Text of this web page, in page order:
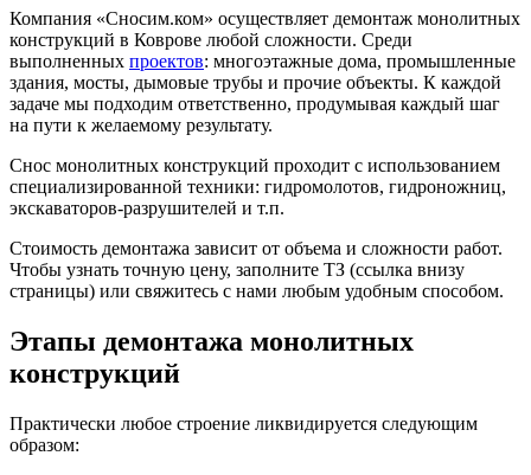
Компания «Сносим.ком» осуществляет демонтаж монолитных
конструкций в Коврове любой сложности. Среди
выполненных проектов: многоэтажные дома, промышленные
здания, мосты, дымовые трубы и прочие объекты. К каждой
задаче мы подходим ответственно, продумывая каждый шаг
на пути к желаемому результату.
Снос монолитных конструкций проходит с использованием
специализированной техники: гидромолотов, гидроножниц,
экскаваторов-разрушителей и т.п.
Стоимость демонтажа зависит от объема и сложности работ.
Чтобы узнать точную цену, заполните ТЗ (ссылка внизу
страницы) или свяжитесь с нами любым удобным способом.
Этапы демонтажа монолитных
конструкций
Практически любое строение ликвидируется следующим
образом: